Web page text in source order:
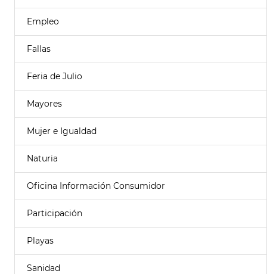
Empleo
Fallas
Feria de Julio
Mayores
Mujer e Igualdad
Naturia
Oficina Información Consumidor
Participación
Playas
Sanidad